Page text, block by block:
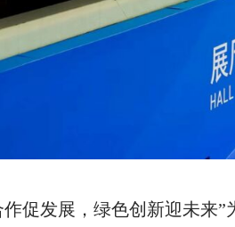
作促发展，绿色创新迎未来”